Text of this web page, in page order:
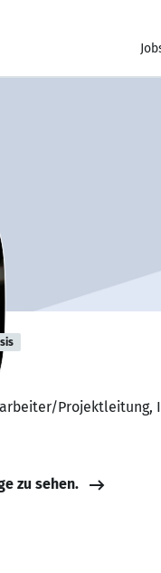
Projektleitung,
zu sehen.